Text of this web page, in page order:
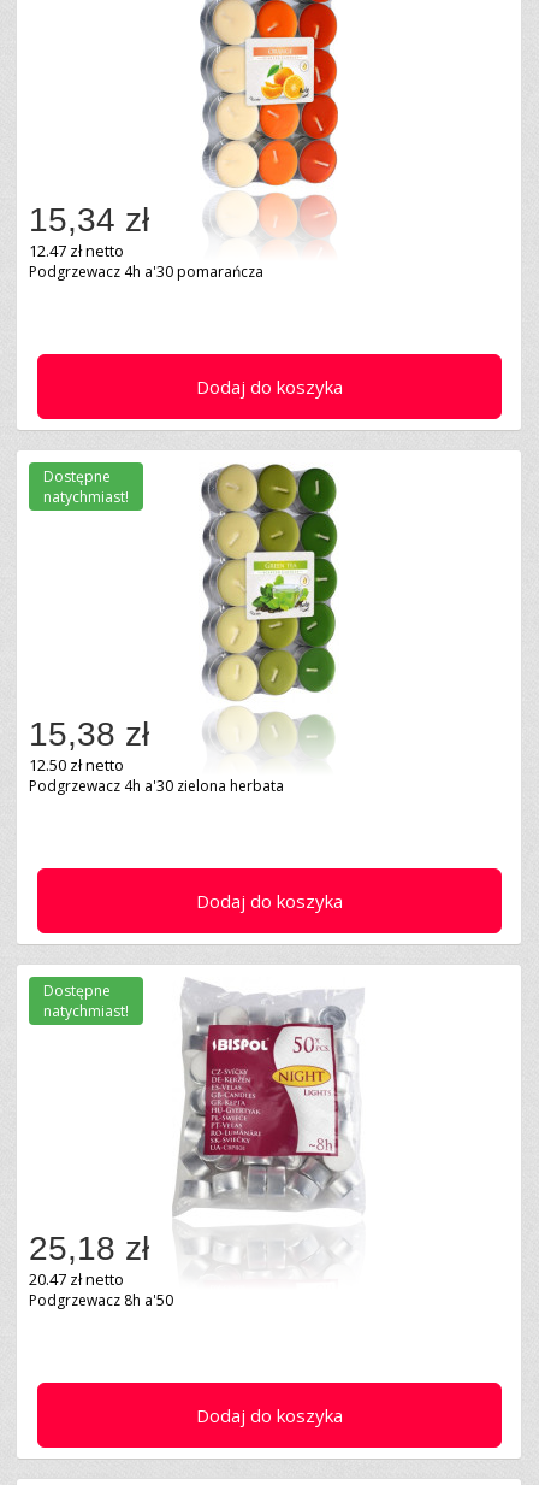
Dodaj do koszyka
15,34 zł
12.47 zł netto
Podgrzewacz 4h a'30 pomarańcza
Dodaj do koszyka
15,38 zł
12.50 zł netto
Podgrzewacz 4h a'30 zielona herbata
Dostępne
natychmiast!
Dodaj do koszyka
25,18 zł
20.47 zł netto
Podgrzewacz 8h a'50
Dostępne
natychmiast!